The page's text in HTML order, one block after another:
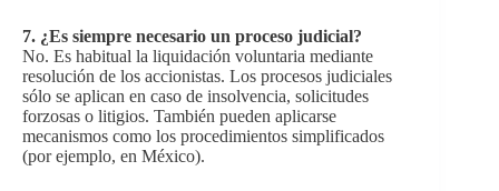
7. ¿Es siempre necesario un proceso judicial?
No. Es habitual la liquidación voluntaria mediante
resolución de los accionistas. Los procesos judiciales
sólo se aplican en caso de insolvencia, solicitudes
forzosas o litigios. También pueden aplicarse
mecanismos como los procedimientos simplificados
(por ejemplo, en México).